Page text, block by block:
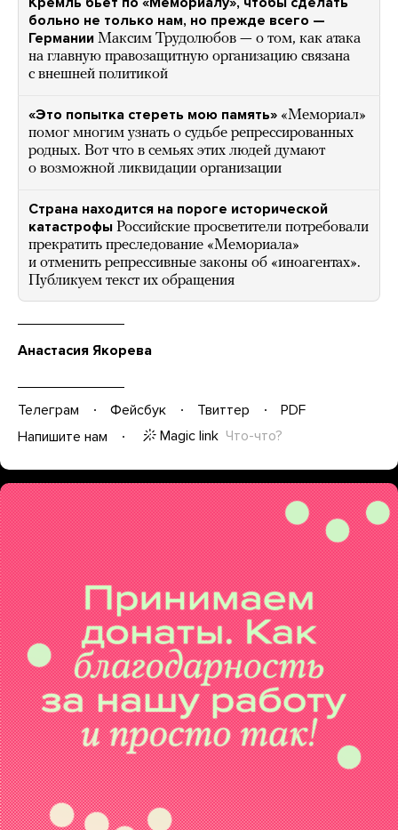
больно не только нам, но прежде всего —
Германии Максим Трудолюбов — о том, как атака
на главную правозащитную организацию связана
с внешней политикой
«Это попытка стереть мою память» «Мемориал»
помог многим узнать о судьбе репрессированных
родных. Вот что в семьях этих людей думают
о возможной ликвидации организации
Страна находится на пороге исторической
катастрофы Российские просветители потребовали
прекратить преследование «Мемориала»
и отменить репрессивные законы об «иноагентах».
Публикуем текст их обращения
Анастасия Якорева
Телеграм Фейсбук Твиттер
PDF
Напишите нам
Magic link Что-что?